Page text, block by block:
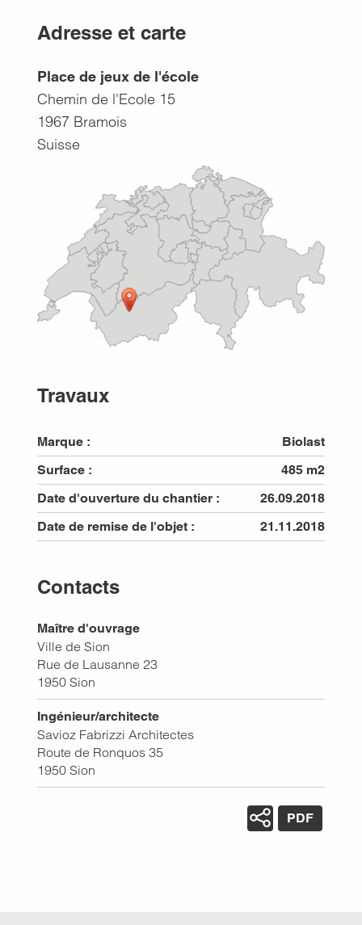
Adresse et carte
Place de jeux de l'école
Chemin de l'Ecole 15
1967 Bramois
Suisse
Travaux
Marque :
Biolast
Surface :
485 m2
Date d'ouverture du chantier :
26.09.2018
Date de remise de l'objet :
21.11.2018
Contacts
Maître d'ouvrage
Ville de Sion
Rue de Lausanne 23
1950 Sion
Ingénieur/architecte
Savioz Fabrizzi Architectes
Route de Ronquos 35
1950 Sion
PDF